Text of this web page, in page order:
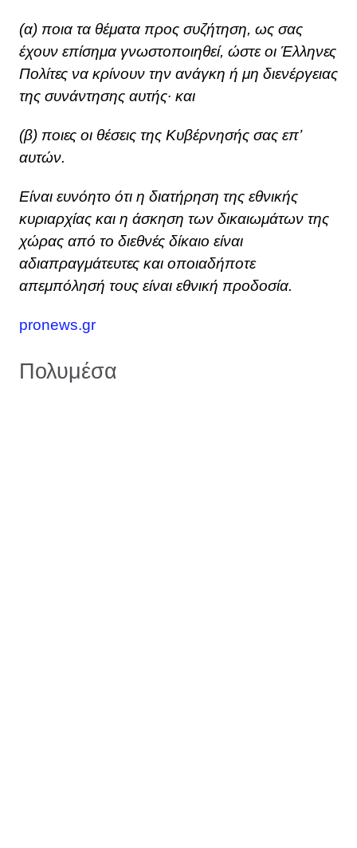
(α) ποια τα θέματα προς συζήτηση, ως σας
έχουν επίσημα γνωστοποιηθεί, ώστε οι Έλληνες
Πολίτες να κρίνουν την ανάγκη ή μη διενέργειας
της συνάντησης αυτής∙ και
(β) ποιες οι θέσεις της Κυβέρνησής σας επ’
αυτών.
Είναι ευνόητο ότι η διατήρηση της εθνικής
κυριαρχίας και η άσκηση των δικαιωμάτων της
χώρας από το διεθνές δίκαιο είναι
αδιαπραγμάτευτες και οποιαδήποτε
απεμπόλησή τους είναι εθνική προδοσία.
pronews.gr
Πολυμέσα